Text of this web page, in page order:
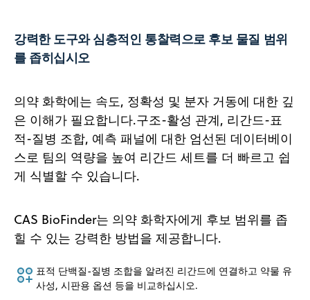
강력한 도구와 심층적인 통찰력으로 후보 물질 범위
를 좁히십시오
의약 화학에는 속도, 정확성 및 분자 거동에 대한 깊
은 이해가 필요합니다.구조-활성 관계, 리간드-표
적-질병 조합, 예측 패널에 대한 엄선된 데이터베이
스로 팀의 역량을 높여 리간드 세트를 더 빠르고 쉽
게 식별할 수 있습니다.
CAS BioFinder는 의약 화학자에게 후보 범위를 좁
힐 수 있는 강력한 방법을 제공합니다.
표적 단백질-질병 조합을 알려진 리간드에 연결하고 약물 유
사성, 시판용 옵션 등을 비교하십시오.